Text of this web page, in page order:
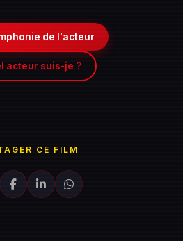
de l'acteur
acteur suis-je ?
CE FILM